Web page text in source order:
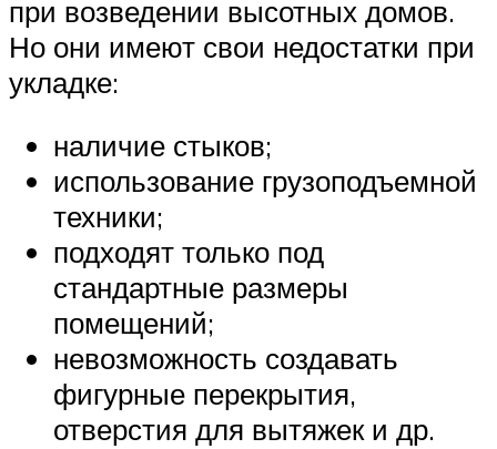
при возведении высотных домов.
Но они имеют свои недостатки при
укладке:
наличие стыков;
использование грузоподъемной
техники;
подходят только под
стандартные размеры
помещений;
невозможность создавать
фигурные перекрытия,
отверстия для вытяжек и др.